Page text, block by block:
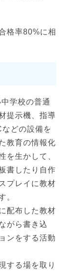
格率80%に相
学校の普通
提示機、指導
どの設備を
教育の情報化
を生かして、
書したり自作
プレイに教材
。
配布した教材
がら書き込
ンをする活動
する場を取り